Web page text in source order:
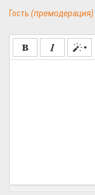
Гость (премодерация)